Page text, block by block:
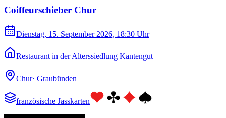
Coiffeurschieber Chur
Dienstag, 15. September 2026, 18:30 Uhr
Restaurant in der Alterssiedlung Kantengut
Chur· Graubünden
französische Jasskarten